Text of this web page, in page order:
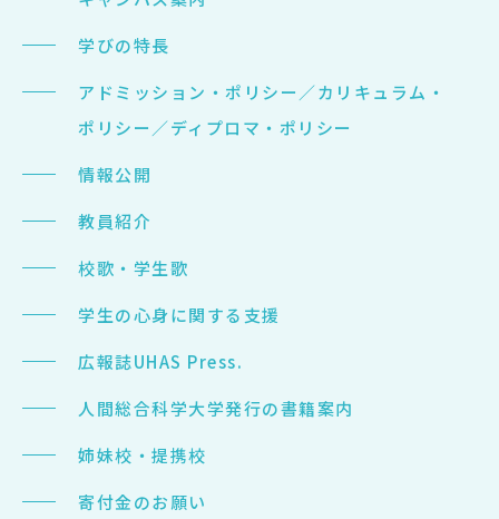
学びの特長
アドミッション・ポリシー／カリキュラム・
ポリシー／ディプロマ・ポリシー
情報公開
教員紹介
校歌・学生歌
学生の心身に関する支援
広報誌UHAS Press.
人間総合科学大学発行の書籍案内
姉妹校・提携校
寄付金のお願い